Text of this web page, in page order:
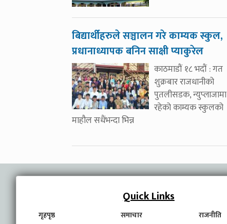
बिद्यार्थीहरुले सञ्चालन गरे काम्यक स्कुल,
प्रधानाध्यापक बनिन साक्षी प्याकुरेल
काठमाडौं १८ भदौं : गत
शुक्रबार राजधानीको
पुतलीसडक, न्युप्लाजामा
रहेको काम्यक स्कुलको
माहौल सधैंभन्दा भिन्न
Quick Links
गृहपृष्ठ समाचार
राजनीति